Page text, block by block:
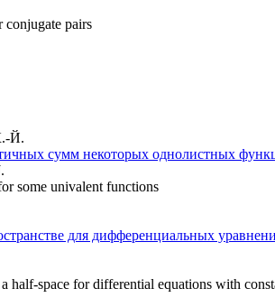
pairs
Й.
сумм некоторых однолистных
some univalent functions
для дифференциальных
half-space for differential equations with